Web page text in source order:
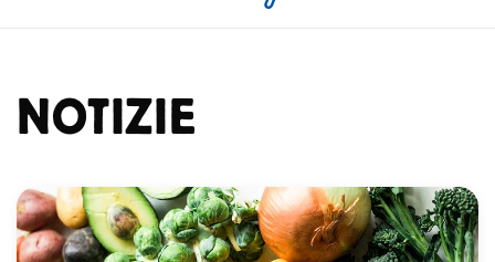
NOTIZIE